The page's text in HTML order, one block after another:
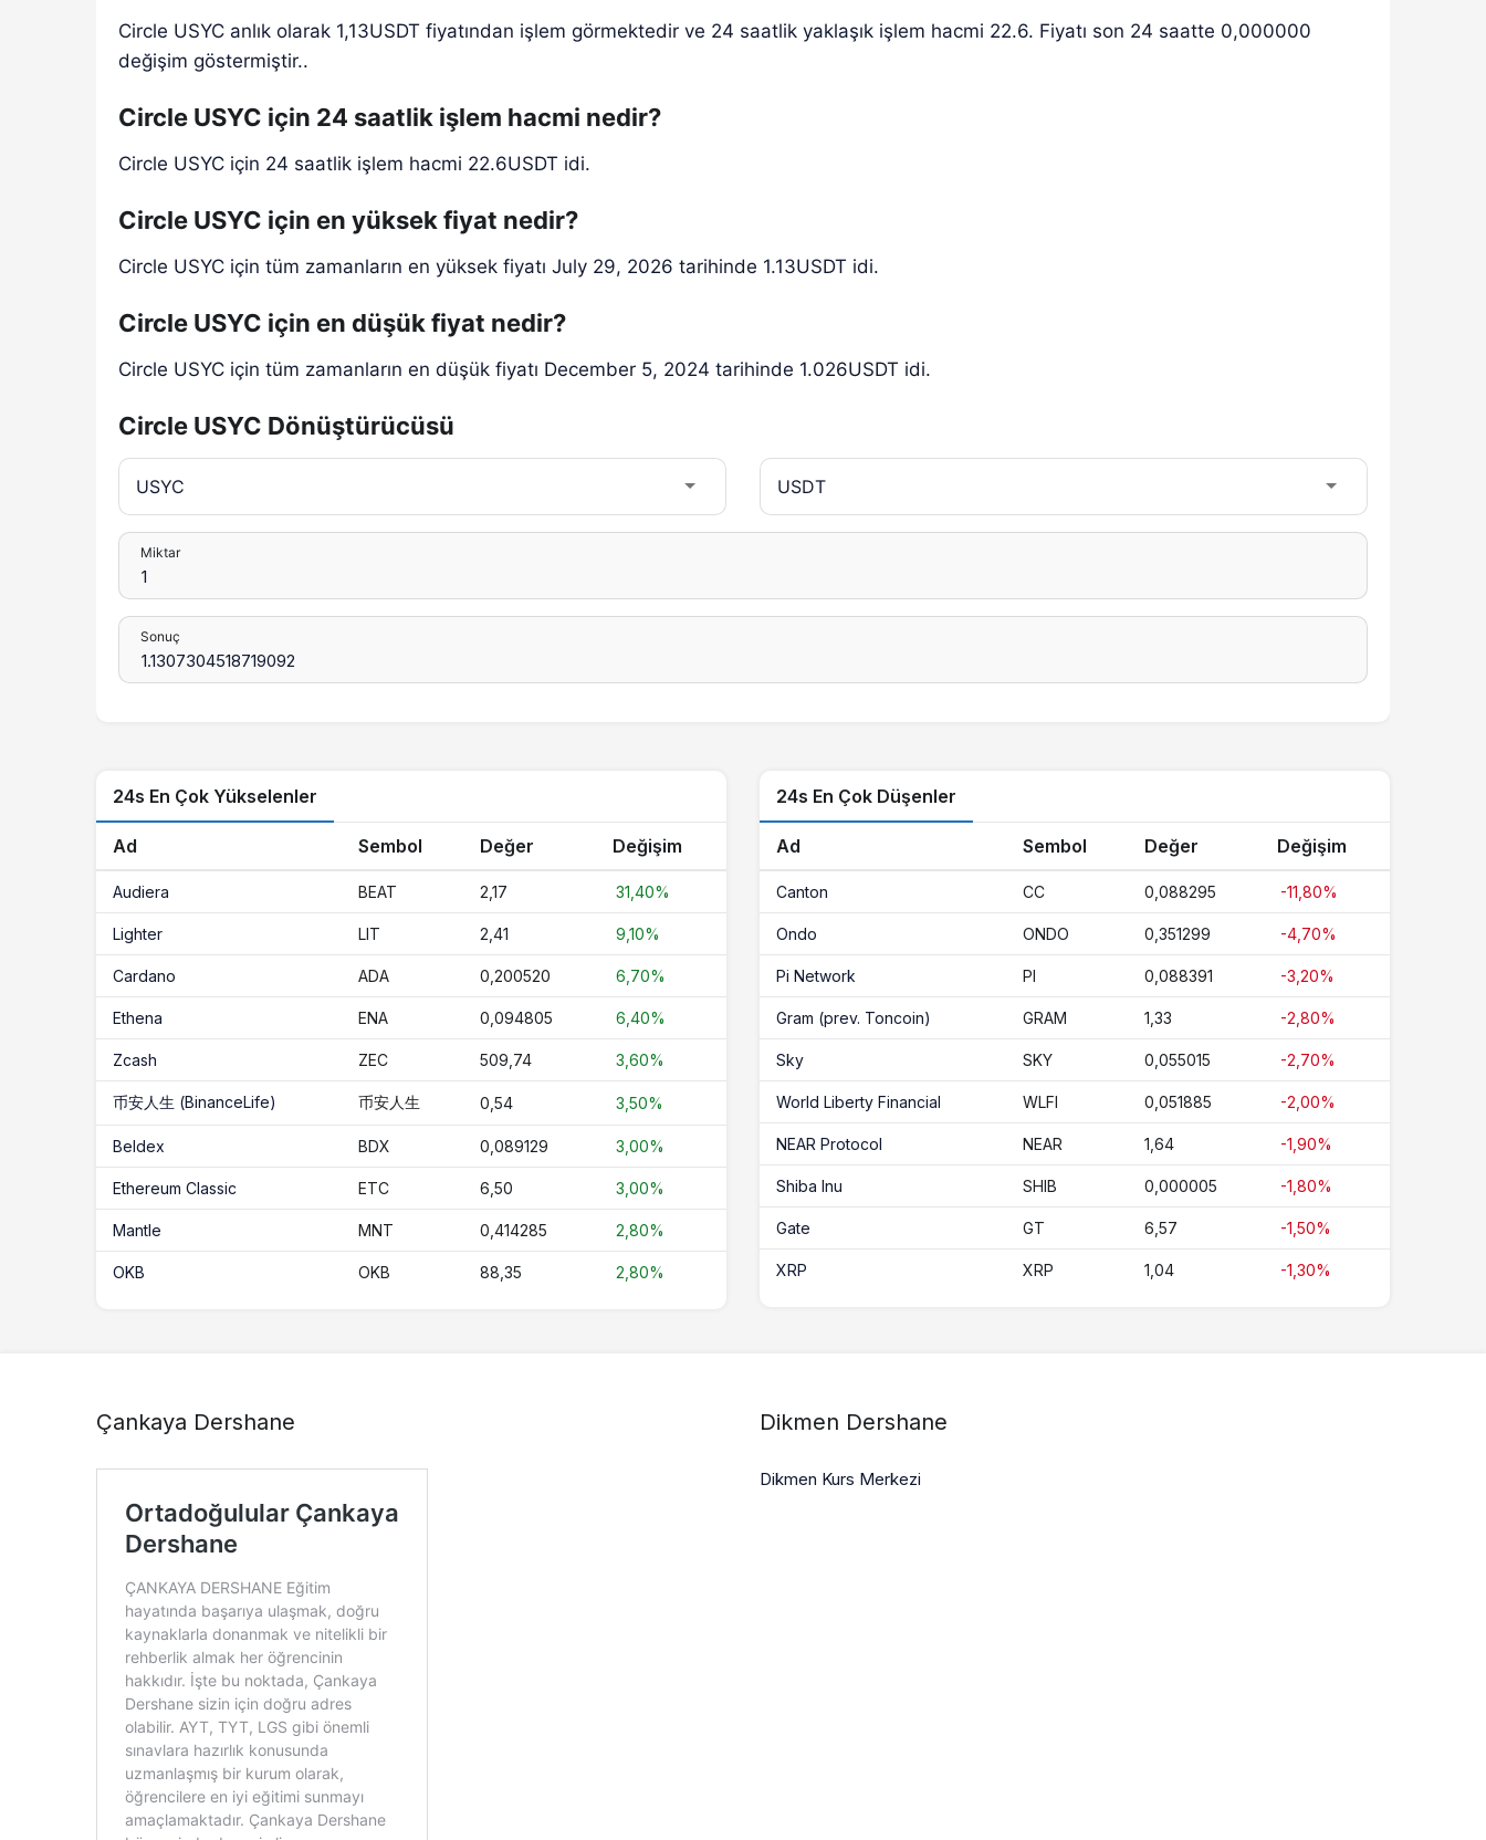
Circle USYC anlık olarak 1,13USDT fiyatından işlem görmektedir ve 24 saatlik yaklaşık işlem hacmi 22.6. Fiyatı son 24 saatte 0,000000
değişim göstermiştir..
Circle USYC için 24 saatlik işlem hacmi nedir?
Circle USYC için 24 saatlik işlem hacmi 22.6USDT idi.
Circle USYC için en yüksek fiyat nedir?
Circle USYC için tüm zamanların en yüksek fiyatı July 29, 2026 tarihinde 1.13USDT idi.
Circle USYC için en düşük fiyat nedir?
Circle USYC için tüm zamanların en düşük fiyatı December 5, 2024 tarihinde 1.026USDT idi.
Circle USYC Dönüştürücüsü
Miktar
Sonuç
24s En Çok Yükselenler
Ad Sembol Değer Değişim
Audiera BEAT 2,17 31,40%
Lighter LIT 2,41 9,10%
Cardano ADA 0,200520 6,70%
Ethena ENA 0,094805 6,40%
Zcash ZEC 509,74 3,60%
币安人生 (BinanceLife) 币安人生 0,54 3,50%
Beldex BDX 0,089129 3,00%
Ethereum Classic ETC 6,50 3,00%
Mantle MNT 0,414285 2,80%
OKB OKB 88,35 2,80%
24s En Çok Düşenler
Ad Sembol Değer Değişim
Canton CC 0,088295 -11,80%
Ondo ONDO 0,351299 -4,70%
Pi Network PI 0,088391 -3,20%
Gram (prev. Toncoin) GRAM 1,33 -2,80%
Sky SKY 0,055015 -2,70%
World Liberty Financial WLFI 0,051885 -2,00%
NEAR Protocol NEAR 1,64 -1,90%
Shiba Inu SHIB 0,000005 -1,80%
Gate GT 6,57 -1,50%
XRP XRP 1,04 -1,30%
Çankaya Dershane Dikmen Dershane
Dikmen Kurs Merkezi